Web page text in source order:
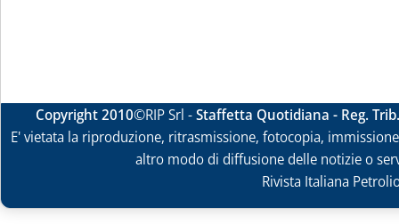
Copyright 2010©RIP Srl -Staffetta Quotidiana - Reg.
E' vietata la riproduzione, ritrasmissione, fotocopia,
altro modo di diffusione delle notizie o
Rivista Italiana